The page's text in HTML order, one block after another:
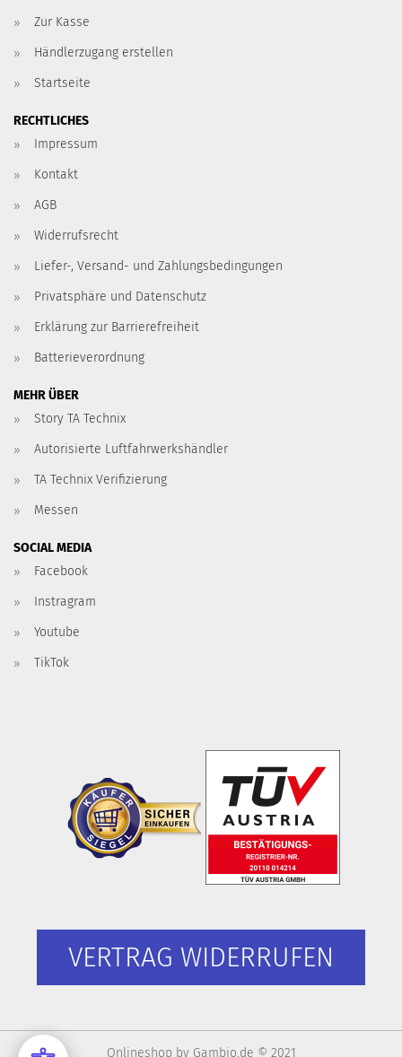
Zur Kasse
Händlerzugang erstellen
Startseite
RECHTLICHES
Impressum
Kontakt
AGB
Widerrufsrecht
Liefer-, Versand- und Zahlungsbedingungen
Privatsphäre und Datenschutz
Erklärung zur Barrierefreiheit
Batterieverordnung
MEHR ÜBER
Story TA Technix
Autorisierte Luftfahrwerkshändler
TA Technix Verifizierung
Messen
SOCIAL MEDIA
Facebook
Instragram
Youtube
TikTok
VERTRAG WIDERRUFEN
Onlineshop by Gambio.de © 2021